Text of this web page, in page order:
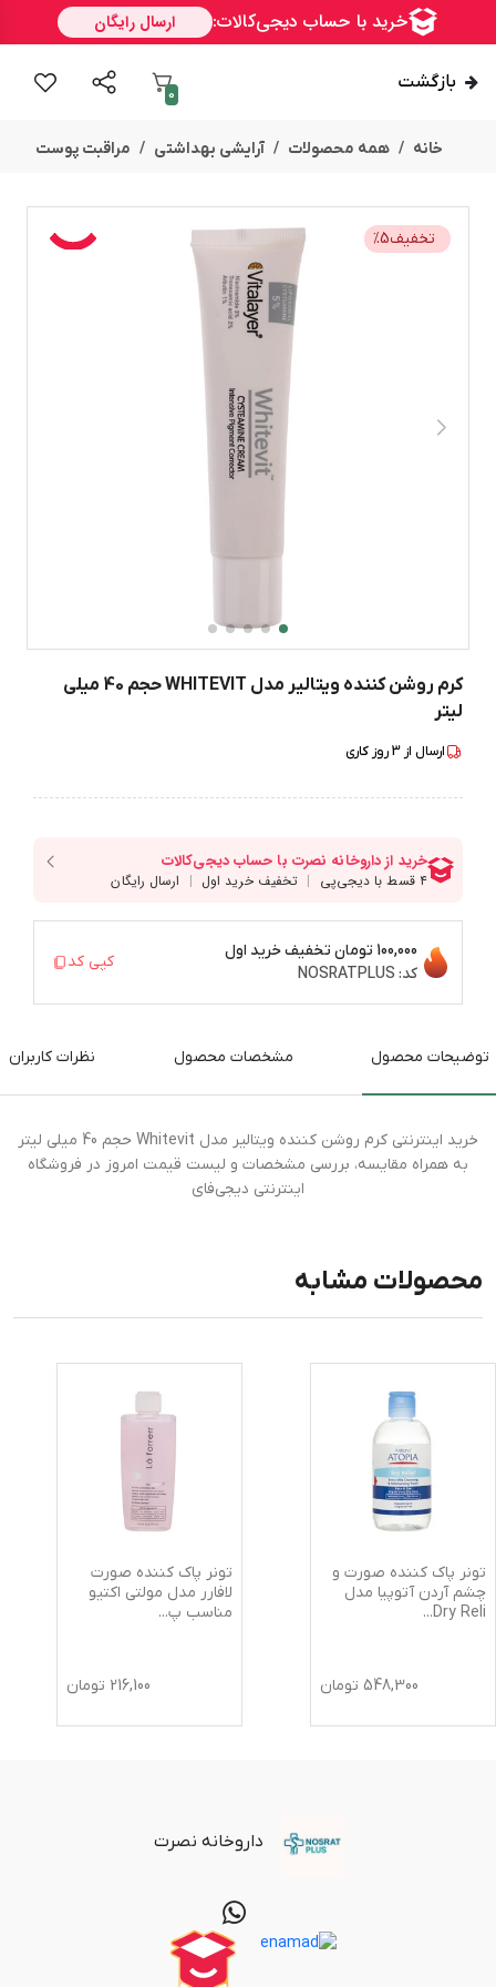
بازگشت
0
خانه همه محصولات آرایشی بهداشتی مراقبت پوست
تخفیف %5
کرم روشن کننده ویتالیر مدل WHITEVIT حجم 40 میلی
لیتر
ارسال از 3روز کاری
100,000 تومان
تخفیف خرید اول
کد: NOSRATPLUS
کپی کد
توضیحات محصول مشخصات محصول نظرات کاربران
خرید اینترنتی کرم روشن کننده ویتالیر مدل Whitevit حجم 40 میلی لیتر
به همراه مقایسه، بررسی مشخصات و لیست قیمت امروز در فروشگاه
اینترنتی دیجی‌فای
محصولات مشابه
تونر پاک کننده صورت و
چشم آردن آتوپیا مدل
Dry Reli
...
548,300 تومان
تونر پاک کننده صورت
لافارر مدل مولتی اکتیو
مناسب پ...
216,100 تومان
داروخانه نصرت